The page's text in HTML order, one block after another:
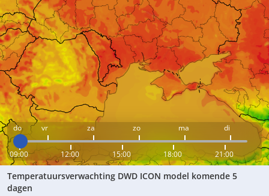
do vr za zo ma di
09:00 12:00 15:00 18:00 21:00
Temperatuursverwachting DWD ICON model komende 5
dagen